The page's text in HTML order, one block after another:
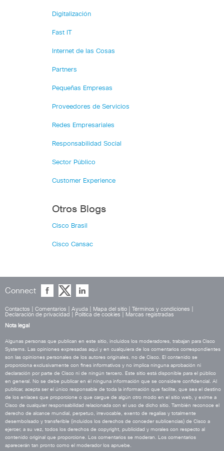
Digitalización
Fast IT
Internet de las Cosas
Partners
Pequeñas Empresas
Proveedores de Servicios
Redes Empresariales
Responsabilidad Social
Sector Público
Customer Experience
Otros Blogs
Cisco Brasil
Cisco Cansac
Connect
Contactos Comentarios Ayuda Mapa del sitio Términos y condiciones
Declaración de privacidad
Política de cookies
Marcas registradas
Nota legal
Algunas personas que publican en este sitio, incluidos los moderadores, trabajan para Cisco
Systems. Las opiniones expresadas aquí y en cualquiera de los comentarios correspondientes
son las opiniones personales de los autores originales, no de Cisco. El contenido se
proporciona exclusivamente con fines informativos y no implica ninguna aprobación ni
declaración por parte de Cisco ni de ningún tercero. Este sitio está disponible para el público
en general. No se debe publicar en él ninguna información que se considere confidencial. Al
publicar, acepta ser el único responsable de toda la información que facilite, que sea el destino
de los enlaces que proporcione o que cargue de algún otro modo en el sitio web, y exime a
Cisco de cualquier responsabilidad relacionada con el uso de dicho sitio. También reconoce el
derecho de alcance mundial, perpetuo, irrevocable, exento de regalías y totalmente
desembolsado y transferible (incluidos los derechos de conceder sublicencias) de Cisco a
ejercer, a su vez, todos los derechos de copyright, publicidad y morales con respecto al
contenido original que proporcione. Los comentarios se moderan. Los comentarios
aparecerán tan pronto como el moderador los apruebe.